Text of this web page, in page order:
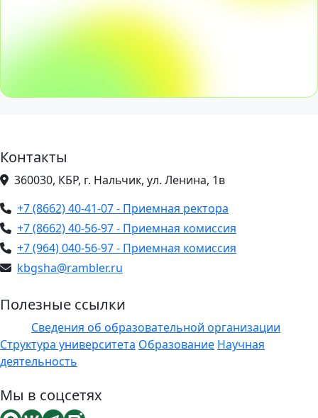
Контакты
360030, КБР, г. Нальчик, ул. Ленина, 1в
+7 (8662) 40-41-07 - Приемная ректора
+7 (8662) 40-56-97 - Приемная комиссия
+7 (964) 040-56-97 - Приемная комиссия
kbgsha@rambler.ru
Полезные ссылки
Сведения об образовательной организации
Структура университета Образование Научная
деятельность
Мы в соцсетях